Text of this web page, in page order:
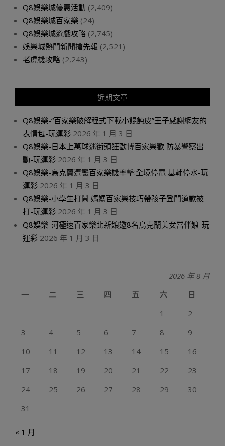
Q8娛樂城優惠活動 (2,409)
Q8娛樂城百家樂 (24)
Q8娛樂城遊戲攻略 (2,745)
娛樂城熱門新聞搶先報 (2,521)
老虎機攻略 (2,243)
近期文章
Q8娛樂-“百家樂破解程式下載小餛飩皮”王子感謝網友的
表情包-玩運彩 2026 年 1 月 3 日
Q8娛樂-日本上萬球迷街頭狂歐博百家樂歡 防暴警察出
動-玩運彩 2026 年 1 月 3 日
Q8娛樂-烏克蘭遭襲百家樂機率擊:全境停電 基輔停水-玩
運彩 2026 年 1 月 3 日
Q8娛樂-小學生打鬧 媽媽百家樂技巧帶孩子登門道歉被
打-玩運彩 2026 年 1 月 3 日
Q8娛樂-河極速百家樂北新娘邀8名烏克蘭美女當伴娘-玩
運彩 2026 年 1 月 3 日
2026 年 8 月
一
二 三 四 五 六
日
1
2
3
4 5 6 7 8
9
10
11 12 13 14 15
16
17
18 19 20 21 22
23
24
25 26 27 28 29
30
31
« 1 月